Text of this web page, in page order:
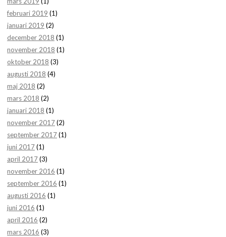
februari 2019 (1)
januari 2019 (2)
december 2018 (1)
november 2018 (1)
oktober 2018 (3)
augusti 2018 (4)
maj 2018 (2)
mars 2018 (2)
januari 2018 (1)
november 2017(2)
september 2017(1)
juni 2017(1)
april 2017(3)
november 2016 (1)
september 2016 (1)
augusti 2016 (1)
juni 2016 (1)
april 2016 (2)
mars 2016 (3)